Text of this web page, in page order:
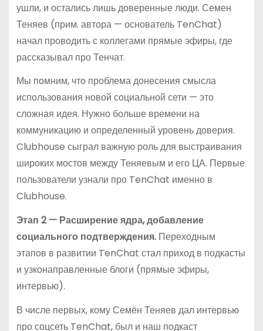
ушли, и остались лишь доверенные люди. Семен
Теняев (прим. автора — основатель TenChat)
начал проводить с коллегами прямые эфиры, где
рассказывал про Тенчат.
Мы помним, что проблема донесения смысла
использования новой социальной сети — это
сложная идея. Нужно больше времени на
коммуникацию и определенный уровень доверия.
Clubhouse сыграл важную роль для выстраивания
широких мостов между Теняевым и его ЦА. Первые
пользователи узнали про TenChat именно в
Clubhouse.
Этап 2 — Расширение ядра, добавление
социального подтверждения.Переходным
этапов в развитии TenChat стал приход в подкасты
и узконаправленные блоги (прямые эфиры,
интервью).
В числе первых, кому Семён Теняев дал интервью
про соцсеть TenChat, был и наш подкаст